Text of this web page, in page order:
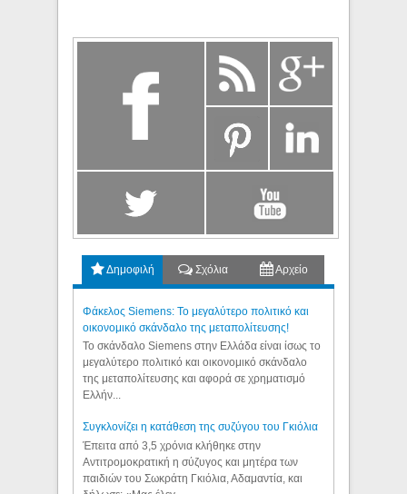
Δημοφιλή Σχόλια Αρχείο
Φάκελος Siemens: Το μεγαλύτερο πολιτικό και
οικονομικό σκάνδαλο της μεταπολίτευσης!
Το σκάνδαλο Siemens στην Ελλάδα είναι ίσως το
μεγαλύτερο πολιτικό και οικονομικό σκάνδαλο
της μεταπολίτευσης και αφορά σε χρηματισμό
Ελλήν...
Συγκλονίζει η κατάθεση της συζύγου του Γκιόλια
Έπειτα από 3,5 χρόνια κλήθηκε στην
Αντιτρομοκρατική η σύζυγος και μητέρα των
παιδιών του Σωκράτη Γκιόλια, Αδαμαντία, και